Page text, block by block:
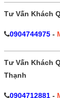
Tư Vấn Khách
0904744975-
Tư Vấn Khách
Thạnh
0904712881-